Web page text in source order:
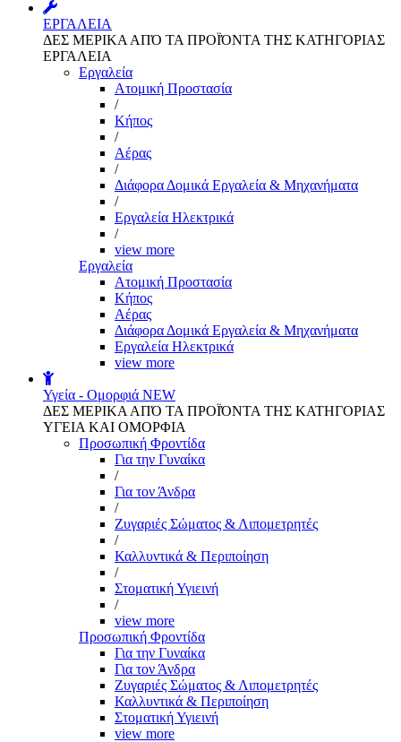
ΕΡΓΑΛΕΙΑ
ΔΕΣ ΜΕΡΙΚΑ ΑΠΌ ΤΑ ΠΡΟΪΌΝΤΑ ΤΗΣ ΚΑΤΗΓΟΡΙΑΣ
ΕΡΓΑΛΕΙΑ
Εργαλεία
Aτομική Προστασία
/
Kήπος
/
Αέρας
/
Διάφορα Δομικά Εργαλεία & Μηχανήματα
/
Εργαλεία Ηλεκτρικά
/
view more
Εργαλεία
Aτομική Προστασία
Kήπος
Αέρας
Διάφορα Δομικά Εργαλεία & Μηχανήματα
Εργαλεία Ηλεκτρικά
view more
Υγεία - Ομορφιά NEW
ΔΕΣ ΜΕΡΙΚΑ ΑΠΌ ΤΑ ΠΡΟΪΌΝΤΑ ΤΗΣ ΚΑΤΗΓΟΡΙΑΣ
ΥΓΕΙΑ ΚΑΙ ΟΜΟΡΦΙΑ
Προσωπική Φροντίδα
Για την Γυναίκα
/
Για τον Άνδρα
/
Ζυγαριές Σώματος & Λιπομετρητές
/
Καλλυντικά & Περιποίηση
/
Στοματική Υγιεινή
/
view more
Προσωπική Φροντίδα
Για την Γυναίκα
Για τον Άνδρα
Ζυγαριές Σώματος & Λιπομετρητές
Καλλυντικά & Περιποίηση
Στοματική Υγιεινή
view more